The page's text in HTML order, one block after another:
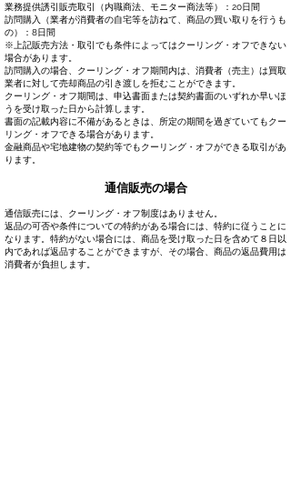
業務提供誘引販売取引（内職商法、モニター商法等）：20日間
訪問購入（業者が消費者の自宅等を訪ねて、商品の買い取りを行うも
の）：8日間
※上記販売方法・取引でも条件によってはクーリング・オフできない
場合があります。
訪問購入の場合、クーリング・オフ期間内は、消費者（売主）は買取
業者に対して売却商品の引き渡しを拒むことができます。
クーリング・オフ期間は、申込書面または契約書面のいずれか早いほ
うを受け取った日から計算します。
書面の記載内容に不備があるときは、所定の期間を過ぎていてもクー
リング・オフできる場合があります。
金融商品や宅地建物の契約等でもクーリング・オフができる取引があ
ります。
通信販売の場合
通信販売には、クーリング・オフ制度はありません。
返品の可否や条件についての特約がある場合には、特約に従うことに
なります。特約がない場合には、商品を受け取った日を含めて８日以
内であれば返品することができますが、その場合、商品の返品費用は
消費者が負担します。